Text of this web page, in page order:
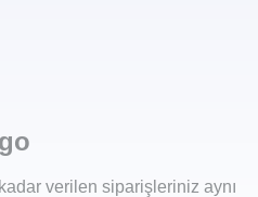
verilen siparişleriniz aynı